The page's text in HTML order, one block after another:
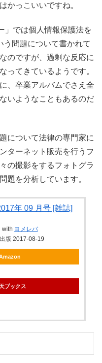
かっこいいですね。
」では個人情報保護法を
う問題について書かれて
のですが、過剰な反応に
ってきているようです。
、卒業アルバムでさえ全
いようなこともあるのだ
について法律の専門家に
ターネット販売を行うフ
の撮影をするフォトグラ
題を分析しています。
年 09 月号 [雑誌]
with ヨメレバ
版 2017-08-19
ブックス